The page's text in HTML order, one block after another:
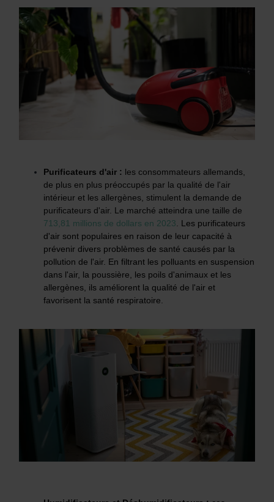
Purificateurs d'air : les consommateurs allemands,
de plus en plus préoccupés par la qualité de l'air
intérieur et les allergènes, stimulent la demande de
purificateurs d'air. Le marché atteindra une taille de
713,81 millions de dollars en 2023
Les purificateurs
d'air sont populaires en raison de leur capacité à
prévenir divers problèmes de santé causés par la
pollution de l'air. En filtrant les polluants en suspension
dans l'air, la poussière, les poils d'animaux et les
allergènes, ils améliorent la qualité de l'air et
favorisent la santé respiratoire.